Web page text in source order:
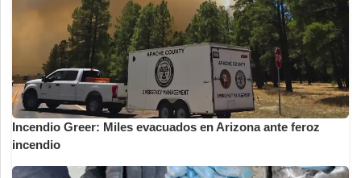
Incendio Greer: Miles evacuados en Arizona ante feroz
incendio